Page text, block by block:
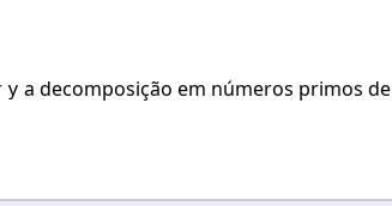
y a decomposição em números primos de